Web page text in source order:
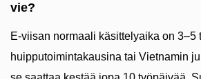
vie?
E-viisan normaali käsittelyaika on 3–5
huipputoimintakausina tai Vietnamin